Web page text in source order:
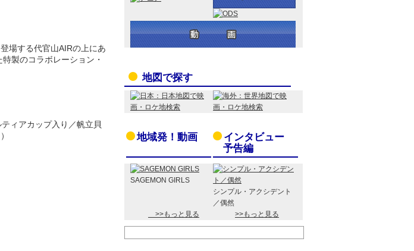
場する代官山AIRの上にあ
製のコラボレーション・
ィアカップ入り／帆立貝
地図で探す
地域発！動画
インタビュー
予告編
SAGEMON GIRLS
シンプル・アクシデント
／偶然
>>もっと見る
>>もっと見る